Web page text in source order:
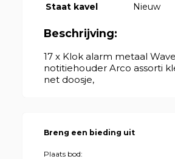
Staat kavel
Nieuw
Beschrijving:
17 x Klok alarm metaal Wave
notitiehouder Arco assorti
net doosje,
Breng een bieding uit
Plaats bod: